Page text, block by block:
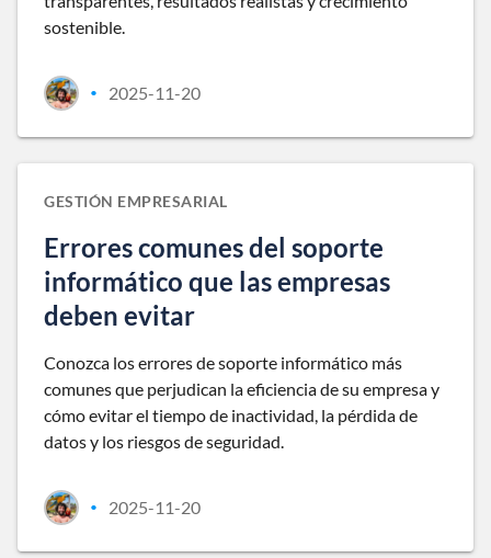
sostenible.
• 2025-11-20
GESTIÓN EMPRESARIAL
Errores comunes del soporte
informático que las empresas
deben evitar
Conozca los errores de soporte informático más
comunes que perjudican la eficiencia de su empresa y
cómo evitar el tiempo de inactividad, la pérdida de
datos y los riesgos de seguridad.
• 2025-11-20